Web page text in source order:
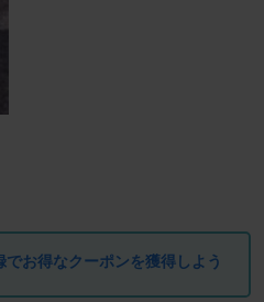
お得なクーポンを獲得しよう